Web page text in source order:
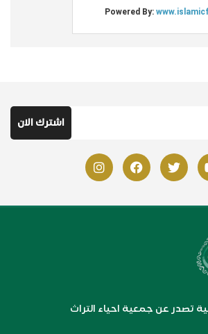
تصدر عن جمعية احياء التراث